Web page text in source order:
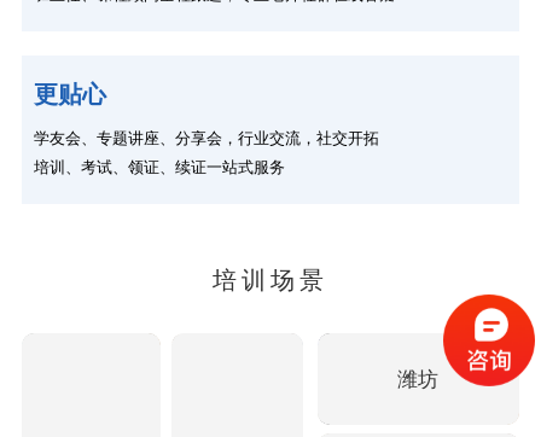
更贴心
学友会、专题讲座、分享会，行业交流，社交开拓
培训、考试、领证、续证一站式服务
培训场景
潍坊